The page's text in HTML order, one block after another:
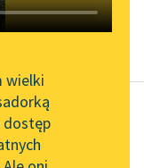
brak utworu
Lektur
wielki
dostęp